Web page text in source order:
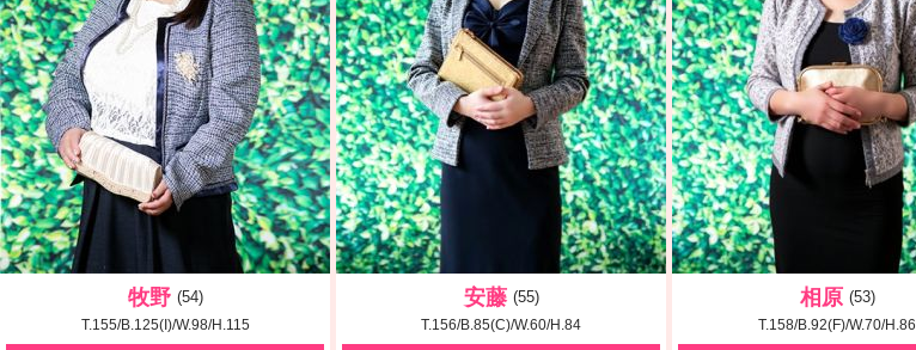
牧野 (54)
T.155/B.125(I)/W.98/H.115
安藤 (55)
T.156/B.85(C)/W.60/H.84
相原 (53)
T.158/B.92(F)/W.70/H.86